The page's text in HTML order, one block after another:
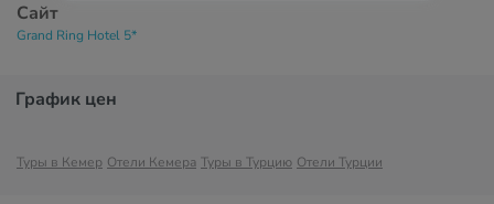
Сайт
Grand Ring Hotel 5*
График цен
Туры в Кемер Отели Кемера Туры в Турцию Отели Турции